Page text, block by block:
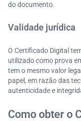
do documento.
Validade jurídica
O Certificado Digital
utilizado como prova
tem o mesmo valor
papel, em razão das
autenticidade e
Como obter o